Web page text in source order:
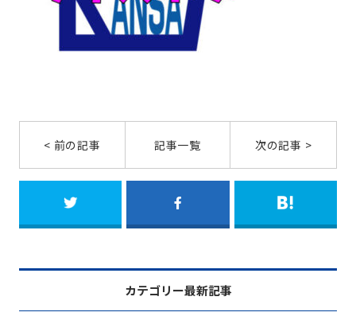
< 前の記事 記事一覧 次の記事 >
カテゴリー最新記事